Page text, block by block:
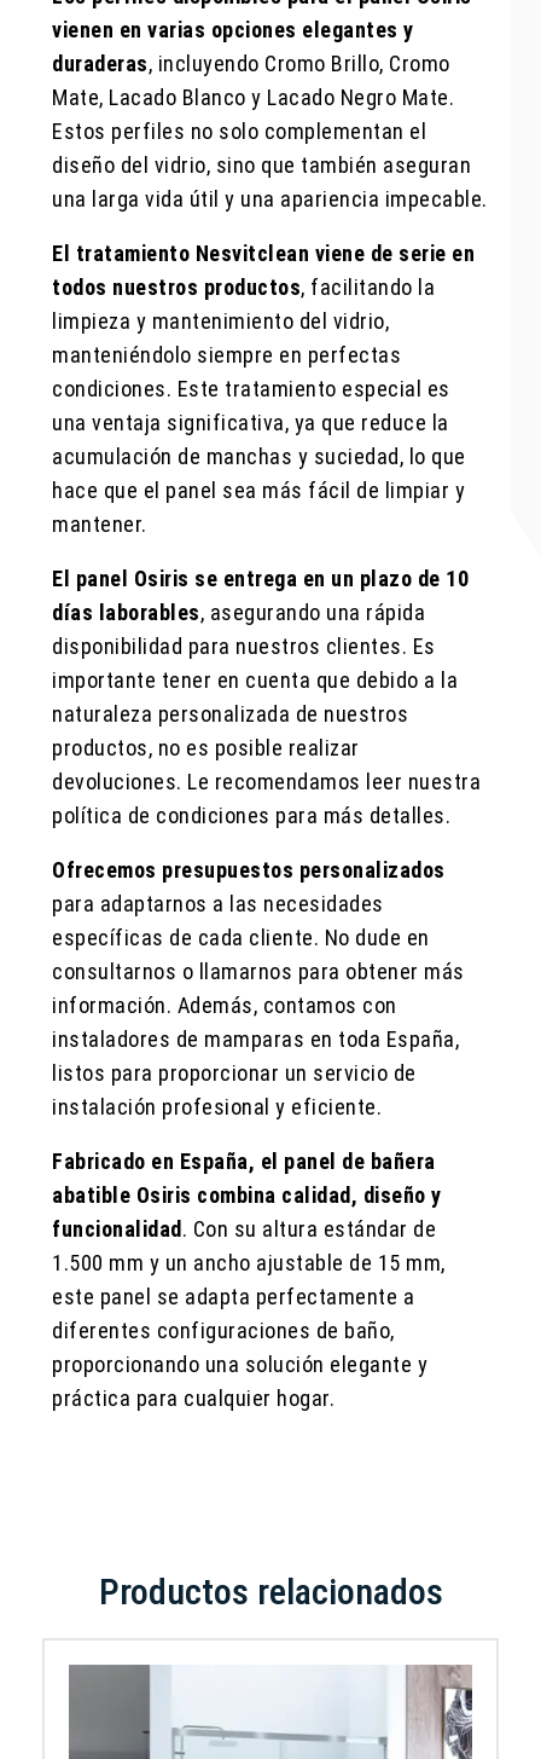
vienen en varias opciones elegantes y
duraderas, incluyendo Cromo Brillo, Cromo
Mate, Lacado Blanco y Lacado Negro Mate.
Estos perfiles no solo complementan el
diseño del vidrio, sino que también aseguran
una larga vida útil y una apariencia impecable.
El tratamiento Nesvitclean viene de serie en
todos nuestros productos, facilitando la
limpieza y mantenimiento del vidrio,
manteniéndolo siempre en perfectas
condiciones. Este tratamiento especial es
una ventaja significativa, ya que reduce la
acumulación de manchas y suciedad, lo que
hace que el panel sea más fácil de limpiar y
mantener.
El panel Osiris se entrega en un plazo de 10
días laborables, asegurando una rápida
disponibilidad para nuestros clientes. Es
importante tener en cuenta que debido a la
naturaleza personalizada de nuestros
productos, no es posible realizar
devoluciones. Le recomendamos leer nuestra
política de condiciones para más detalles.
Ofrecemos presupuestos personalizados
para adaptarnos a las necesidades
específicas de cada cliente. No dude en
consultarnos o llamarnos para obtener más
información. Además, contamos con
instaladores de mamparas en toda España,
listos para proporcionar un servicio de
instalación profesional y eficiente.
Fabricado en España, el panel de bañera
abatible Osiris combina calidad, diseño y
funcionalidad . Con su altura estándar de
1.500 mm y un ancho ajustable de 15 mm,
este panel se adapta perfectamente a
diferentes configuraciones de baño,
proporcionando una solución elegante y
práctica para cualquier hogar.
Productos relacionados